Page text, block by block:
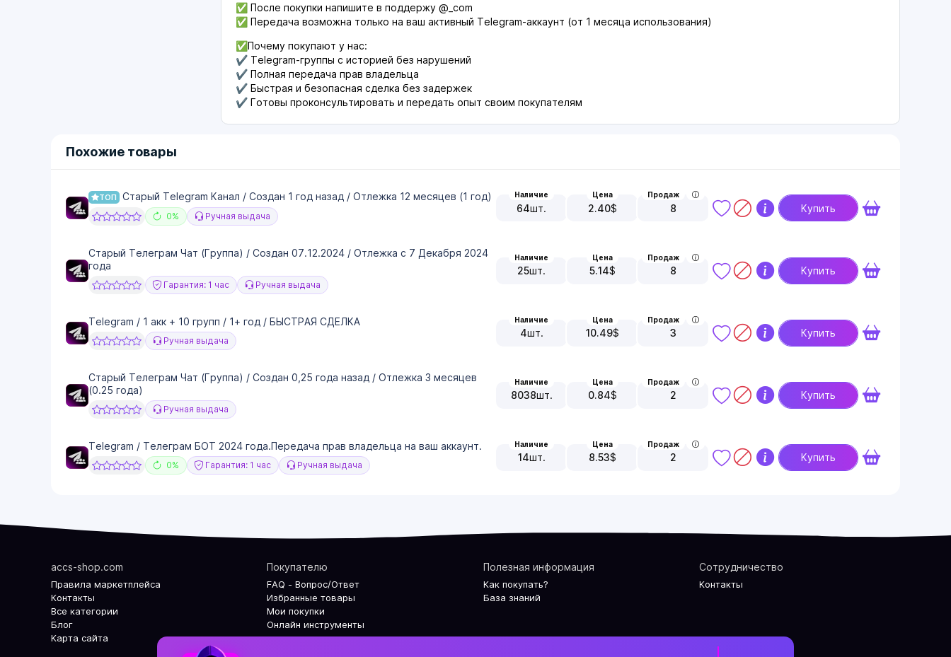
✅ После покупки напишите в поддержу @_com
✅ Передача возможна только на ваш активный Telegram-аккаунт (от 1 месяца использования)
✅Почему покупают у нас:
✔ Telegram-группы с историей без нарушений
✔ Полная передача прав владельца
✔ Быстрая и безопасная сделка без задержек
✔ Готовы проконсультировать и передать опыт своим покупателям
Похожие товары
ТОП Старый Telegram Канал / Создан 1 год назад / Отлежка 12 месяцев (1 год)
0% Ручная выдача
Наличие
64шт.
Цена
2.40$
Продаж
8 Купить
Старый Телеграм Чат (Группа) / Создан 07.12.2024 / Отлежка с 7 Декабря 2024
года
Гарантия: 1 час Ручная выдача
Наличие
25шт.
Цена
5.14$
Продаж
8 Купить
Telegram / 1 акк + 10 групп / 1+ год / БЫСТРАЯ СДЕЛКА
Ручная выдача
Наличие
4шт.
Цена
10.49$
Продаж
3 Купить
Старый Телеграм Чат (Группа) / Создан 0,25 года назад / Отлежка 3 месяцев
(0.25 года)
Ручная выдача
Наличие
8038шт.
Цена
0.84$
Продаж
2 Купить
Telegram / Телеграм БОТ 2024 года.Передача прав владельца на ваш аккаунт.
0% Гарантия: 1 час Ручная выдача
Наличие
14шт.
Цена
8.53$
Продаж
2 Купить
accs-shop.com
Правила маркетплейса
Контакты
Все категории
Блог
Карта сайта
Покупателю
FAQ - Вопрос/Ответ
Избранные товары
Мои покупки
Онлайн инструменты
Полезная информация
Как покупать?
База знаний
Сотрудничество
Контакты